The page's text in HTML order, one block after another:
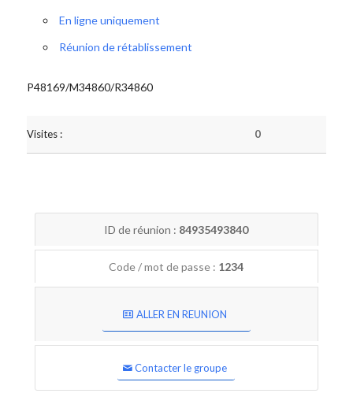
En ligne uniquement
Réunion de rétablissement
P48169/M34860/R34860
Visites : 0
ID de réunion : 84935493840
Code / mot de passe : 1234
ALLER EN REUNION
Contacter le groupe